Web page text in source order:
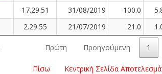
17.29.51 31/08/2019 100.0
2.29.55 21/07/2019 21.0
Πρώτη Προηγούμενη 1
Πίσω Κεντρική Σελίδα